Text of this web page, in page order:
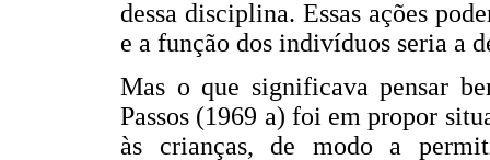
dessa disciplina. Essas ações
e a função dos indivíduos seria a
Mas o que significava pensar
Passos (1969 a) foi em propor
às crianças, de modo a